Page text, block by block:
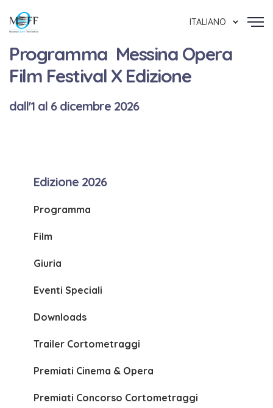
ITALIANO
Programma Messina Opera
Film Festival X Edizione
dall'1 al 6 dicembre 2026
Edizione 2026
Programma
Film
Giuria
Eventi Speciali
Downloads
Trailer Cortometraggi
Premiati Cinema & Opera
Premiati Concorso Cortometraggi